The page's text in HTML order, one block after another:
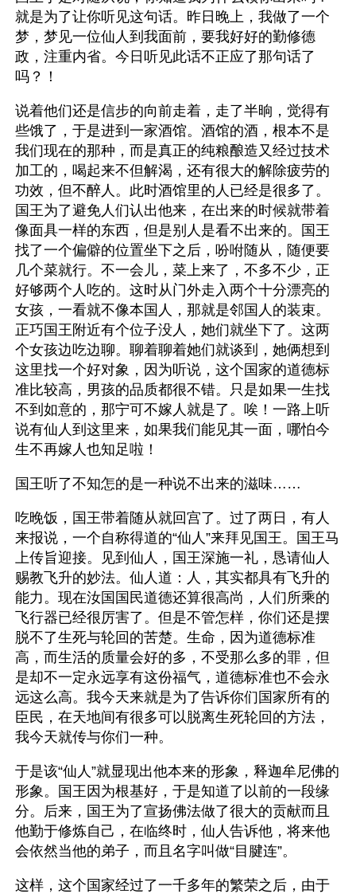
就是为了让你听见这句话。昨日晚上，我做了一个
梦，梦见一位仙人到我面前，要我好好的勤修德
政，注重内省。今日听见此话不正应了那句话了
吗？！
说着他们还是信步的向前走着，走了半晌，觉得有
些饿了，于是进到一家酒馆。酒馆的酒，根本不是
我们现在的那种，而是真正的纯粮酿造又经过技术
加工的，喝起来不但解渴，还有很大的解除疲劳的
功效，但不醉人。此时酒馆里的人已经是很多了。
国王为了避免人们认出他来，在出来的时候就带着
像面具一样的东西，但是别人是看不出来的。国王
找了一个偏僻的位置坐下之后，吩咐随从，随便要
几个菜就行。不一会儿，菜上来了，不多不少，正
好够两个人吃的。这时从门外走入两个十分漂亮的
女孩，一看就不像本国人，那就是邻国人的装束。
正巧国王附近有个位子没人，她们就坐下了。这两
个女孩边吃边聊。聊着聊着她们就谈到，她俩想到
这里找一个好对象，因为听说，这个国家的道德标
准比较高，男孩的品质都很不错。只是如果一生找
不到如意的，那宁可不嫁人就是了。唉！一路上听
说有仙人到这里来，如果我们能见其一面，哪怕今
生不再嫁人也知足啦！
国王听了不知怎的是一种说不出来的滋味……
吃晚饭，国王带着随从就回宫了。过了两日，有人
来报说，一个自称得道的“仙人”来拜见国王。国王马
上传旨迎接。见到仙人，国王深施一礼，恳请仙人
赐教飞升的妙法。仙人道：人，其实都具有飞升的
能力。现在汝国国民道德还算很高尚，人们所乘的
飞行器已经很厉害了。但是不管怎样，你们还是摆
脱不了生死与轮回的苦楚。生命，因为道德标准
高，而生活的质量会好的多，不受那么多的罪，但
是却不一定永远享有这份福气，道德标准也不会永
远这么高。我今天来就是为了告诉你们国家所有的
臣民，在天地间有很多可以脱离生死轮回的方法，
我今天就传与你们一种。
于是该“仙人”就显现出他本来的形象，释迦牟尼佛的
形象。国王因为根基好，于是知道了以前的一段缘
分。后来，国王为了宣扬佛法做了很大的贡献而且
他勤于修炼自己，在临终时，仙人告诉他，将来他
会依然当他的弟子，而且名字叫做“目腱连”。
这样，这个国家经过了一千多年的繁荣之后，由于